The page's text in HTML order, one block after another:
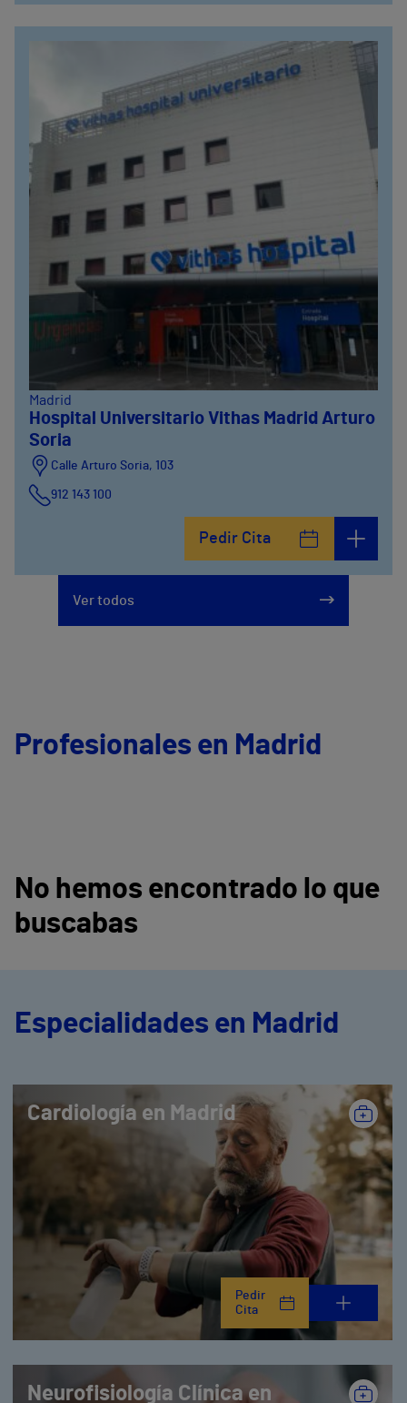
Madrid
Hospital Universitario Vithas Madrid Arturo
Soria
Calle Arturo Soria, 103
912 143 100
Pedir Cita
Ver todos
Profesionales en Madrid
No hemos encontrado lo que
buscabas
Especialidades en Madrid
Cardiología en Madrid
Pedir
Cita
Neurofisiología Clínica en